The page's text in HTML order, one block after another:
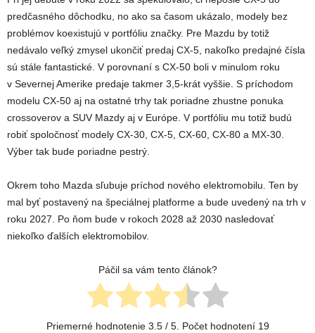
predčasného dôchodku, no ako sa časom ukázalo, modely bez
problémov koexistujú v portfóliu značky. Pre Mazdu by totiž
nedávalo veľký zmysel ukončiť predaj CX-5, nakoľko predajné čísla
sú stále fantastické. V porovnaní s CX-50 boli v minulom roku
v Severnej Amerike predaje takmer 3,5-krát vyššie. S príchodom
modelu CX-50 aj na ostatné trhy tak poriadne zhustne ponuka
crossoverov a SUV Mazdy aj v Európe. V portfóliu mu totiž budú
robiť spoločnosť modely CX-30, CX-5, CX-60, CX-80 a MX-30.
Výber tak bude poriadne pestrý.
Okrem toho Mazda sľubuje príchod nového elektromobilu. Ten by
mal byť postavený na špeciálnej platforme a bude uvedený na trh v
roku 2027. Po ňom bude v rokoch 2028 až 2030 nasledovať
niekoľko ďalších elektromobilov.
Páčil sa vám tento článok?
Priemerné hodnotenie 3.5/ 5. Počet hodnotení 19